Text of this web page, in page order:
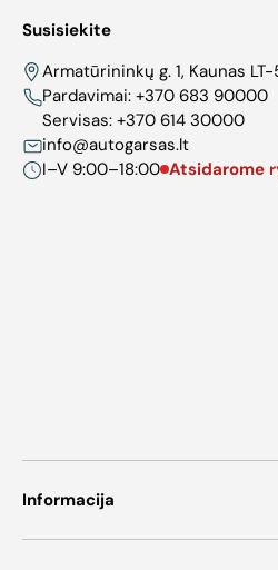
Susisiekite
Armatūrininkų g. 1, Kaunas
Pardavimai: +370 683 90000
Servisas: +370 614 30000
info@autogarsas.lt
I–V 9:00–18:00 Atsidarome
Informacija